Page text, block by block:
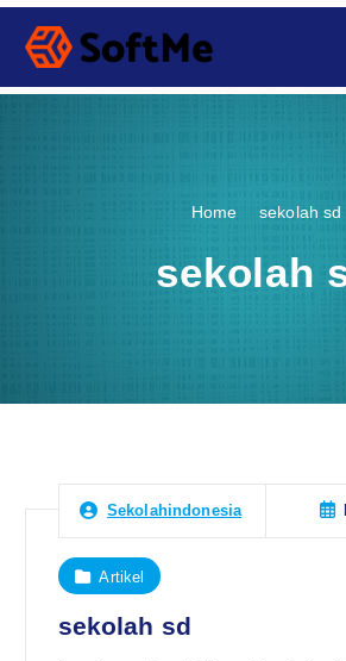
S
p
Home sekolah sd
sekolah
Sekolahindonesia
Artikel
sekolah sd